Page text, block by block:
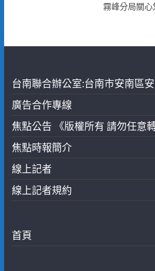
霧峰分局關心
台南聯合辦公室:台南市安南區
廣告合作專線
焦點公告 《版權所有 請勿任意轉
焦點時報簡介
線上記者
線上記者規約
首頁